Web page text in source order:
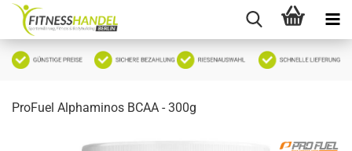
ProFuel Alphaminos BCAA - 300g